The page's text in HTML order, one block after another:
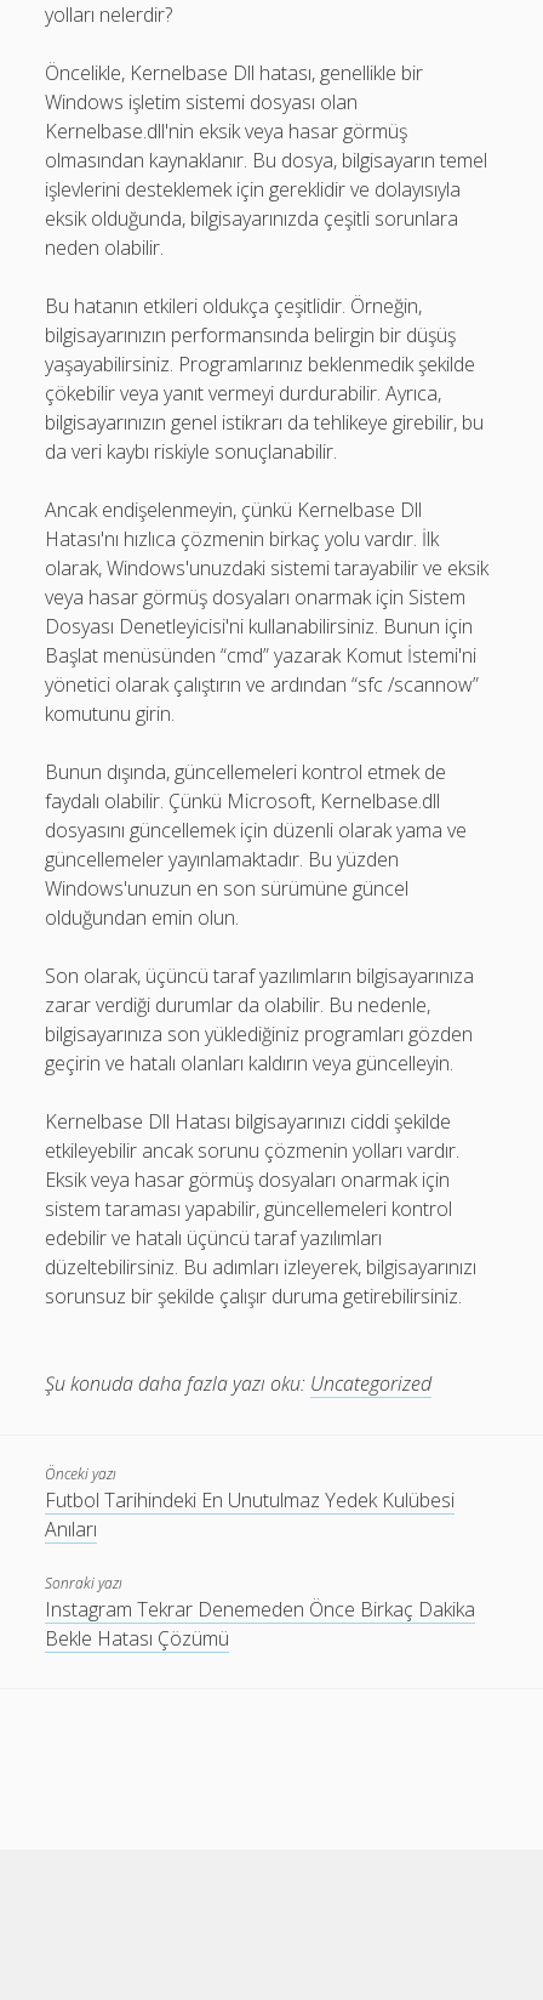
yolları nelerdir?
Öncelikle, Kernelbase Dll hatası, genellikle bir
Windows işletim sistemi dosyası olan
Kernelbase.dll'nin eksik veya hasar görmüş
olmasından kaynaklanır. Bu dosya, bilgisayarın temel
işlevlerini desteklemek için gereklidir ve dolayısıyla
eksik olduğunda, bilgisayarınızda çeşitli sorunlara
neden olabilir.
Bu hatanın etkileri oldukça çeşitlidir. Örneğin,
bilgisayarınızın performansında belirgin bir düşüş
yaşayabilirsiniz. Programlarınız beklenmedik şekilde
çökebilir veya yanıt vermeyi durdurabilir. Ayrıca,
bilgisayarınızın genel istikrarı da tehlikeye girebilir, bu
da veri kaybı riskiyle sonuçlanabilir.
Ancak endişelenmeyin, çünkü Kernelbase Dll
Hatası'nı hızlıca çözmenin birkaç yolu vardır. İlk
olarak, Windows'unuzdaki sistemi tarayabilir ve eksik
veya hasar görmüş dosyaları onarmak için Sistem
Dosyası Denetleyicisi'ni kullanabilirsiniz. Bunun için
Başlat menüsünden “cmd” yazarak Komut İstemi'ni
yönetici olarak çalıştırın ve ardından “sfc /scannow”
komutunu girin.
Bunun dışında, güncellemeleri kontrol etmek de
faydalı olabilir. Çünkü Microsoft, Kernelbase.dll
dosyasını güncellemek için düzenli olarak yama ve
güncellemeler yayınlamaktadır. Bu yüzden
Windows'unuzun en son sürümüne güncel
olduğundan emin olun.
Son olarak, üçüncü taraf yazılımların bilgisayarınıza
zarar verdiği durumlar da olabilir. Bu nedenle,
bilgisayarınıza son yüklediğiniz programları gözden
geçirin ve hatalı olanları kaldırın veya güncelleyin.
Kernelbase Dll Hatası bilgisayarınızı ciddi şekilde
etkileyebilir ancak sorunu çözmenin yolları vardır.
Eksik veya hasar görmüş dosyaları onarmak için
sistem taraması yapabilir, güncellemeleri kontrol
edebilir ve hatalı üçüncü taraf yazılımları
düzeltebilirsiniz. Bu adımları izleyerek, bilgisayarınızı
sorunsuz bir şekilde çalışır duruma getirebilirsiniz.
Şu konuda daha fazla yazı oku: Uncategorized
Önceki yazı
Futbol Tarihindeki En Unutulmaz Yedek Kulübesi
Anıları
Sonraki yazı
Instagram Tekrar Denemeden Önce Birkaç Dakika
Bekle Hatası Çözümü